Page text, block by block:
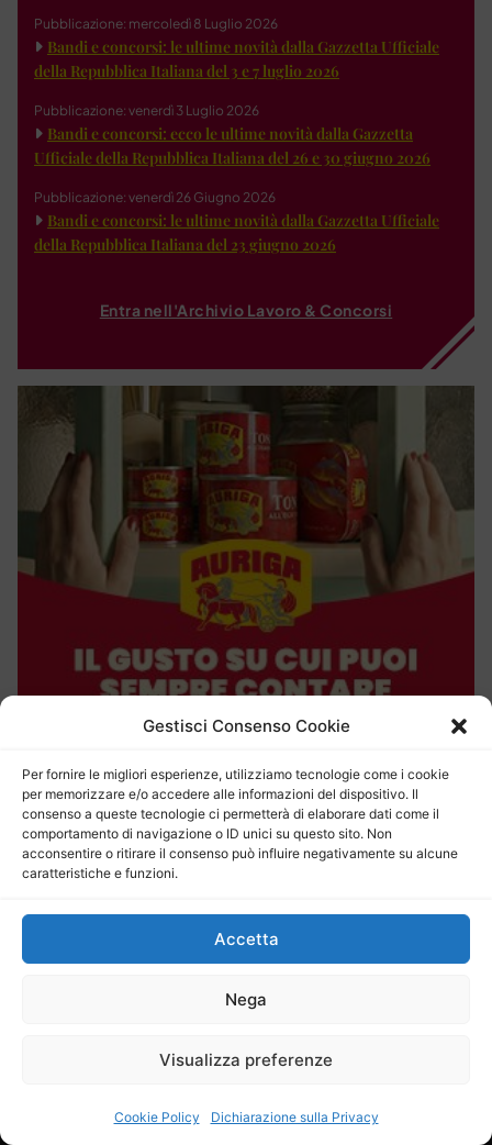
Gestisci Consenso Cookie
Per fornire le migliori esperienze, utilizziamo tecnologie come i cookie
per memorizzare e/o accedere alle informazioni del dispositivo. Il
consenso a queste tecnologie ci permetterà di elaborare dati come il
comportamento di navigazione o ID unici su questo sito. Non
acconsentire o ritirare il consenso può influire negativamente su alcune
caratteristiche e funzioni.
Accetta
Nega
Visualizza preferenze
Cookie Policy Dichiarazione sulla Privacy
Pubblicazione: mercoledì 8 Luglio 2026
Bandi e concorsi: le ultime novità dalla Gazzetta Ufficiale
della Repubblica Italiana del 3 e 7 luglio 2026
Pubblicazione: venerdì 3 Luglio 2026
Bandi e concorsi: ecco le ultime novità dalla Gazzetta
Ufficiale della Repubblica Italiana del 26 e 30 giugno 2026
Pubblicazione: venerdì 26 Giugno 2026
Bandi e concorsi: le ultime novità dalla Gazzetta Ufficiale
della Repubblica Italiana del 23 giugno 2026
Entra nell'Archivio Lavoro & Concorsi
Pubblicità
Contatti
Dichiarazione sulla Privacy (UE)